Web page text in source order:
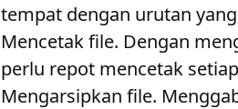
tempat dengan urutan
Mencetak file. Dengan
perlu repot mencetak
Mengarsipkan file.